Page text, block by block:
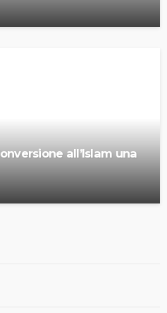
all’Islam una